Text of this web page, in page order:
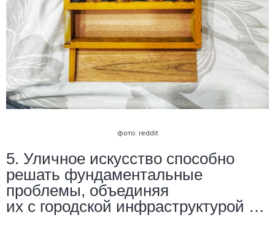
фото: reddit
5. Уличное искусство способно
решать фундаментальные
проблемы, объединяя
их с городской инфраструктурой …